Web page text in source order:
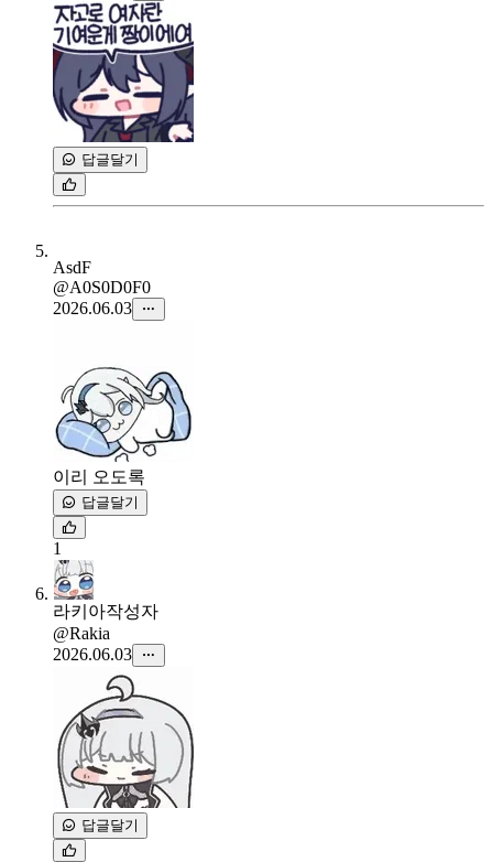
답글달기
AsdF
@A0S0D0F0
2026.06.03
이리 오도록
답글달기
1
라키아작성자
@Rakia
2026.06.03
답글달기